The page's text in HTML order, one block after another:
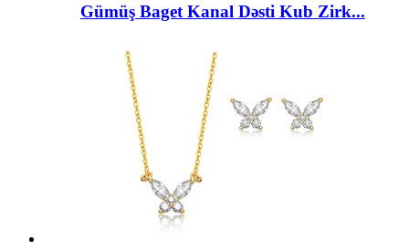
Gümüş Baget Kanal Dəsti Kub Zirk...